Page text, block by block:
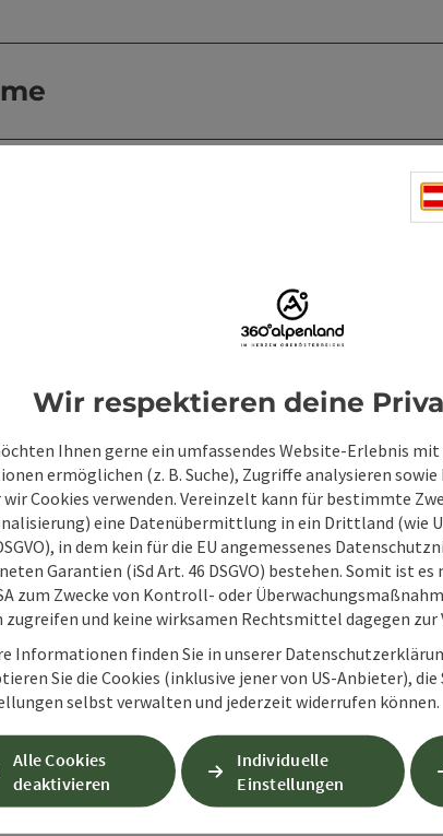
Wir respektieren deine
Ihnen gerne ein umfassendes Website-Erlebnis
ermöglichen (z. B. Suche), Zugriffe analysieren
Cookies verwenden. Vereinzelt kann für bestimmte
eine Datenübermittlung in ein Drittland (wie
in dem kein für die EU angemessenes
Garantien (iSd Art. 46 DSGVO) bestehen. Somit ist
zum Zwecke von Kontroll- oder
zugreifen und keine wirksamen Rechtsmittel dagegen zur
Informationen finden Sie in unserer
Sie die Cookies (inklusive jener von US-Anbieter),
selbst verwalten und jederzeit widerrufen können.
Alle Cookies
deaktivieren
Individuelle
Einstellungen